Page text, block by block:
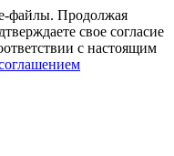
файлы. Продолжая
свое согласие
с настоящим